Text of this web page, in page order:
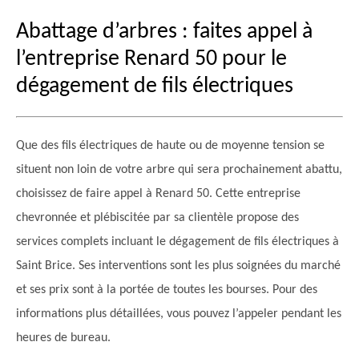
Abattage d’arbres : faites appel à
l’entreprise Renard 50 pour le
dégagement de fils électriques
Que des fils électriques de haute ou de moyenne tension se
situent non loin de votre arbre qui sera prochainement abattu,
choisissez de faire appel à Renard 50. Cette entreprise
chevronnée et plébiscitée par sa clientèle propose des
services complets incluant le dégagement de fils électriques à
Saint Brice. Ses interventions sont les plus soignées du marché
et ses prix sont à la portée de toutes les bourses. Pour des
informations plus détaillées, vous pouvez l’appeler pendant les
heures de bureau.